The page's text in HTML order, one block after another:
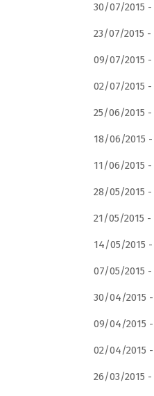
30/07/2015 -
23/07/2015 -
09/07/2015 -
02/07/2015 -
25/06/2015 -
18/06/2015 -
11/06/2015 -
28/05/2015 -
21/05/2015 -
14/05/2015 -
07/05/2015 -
30/04/2015 -
09/04/2015 -
02/04/2015 -
26/03/2015 -